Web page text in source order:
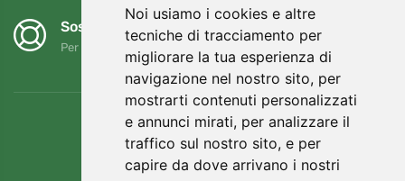
Noi usiamo i cookies e altre
tecniche di tracciamento per
migliorare la tua esperienza di
navigazione nel nostro sito, per
mostrarti contenuti personalizzati
e annunci mirati, per analizzare il
traffico sul nostro sito, e per
capire da dove arrivano i nostri
Sosteniamo Trees.org
Per ogni ordine piantiamo un albero! Leggi di più